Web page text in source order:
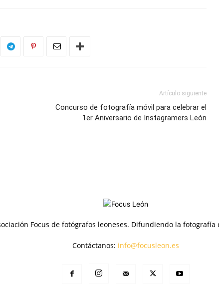
Artículo siguiente
Concurso de fotografía móvil para celebrar el
1er Aniversario de Instagramers León
Focus de fotógrafos leoneses. Difundiendo la fotografía
Contáctanos: info@focusleon.es